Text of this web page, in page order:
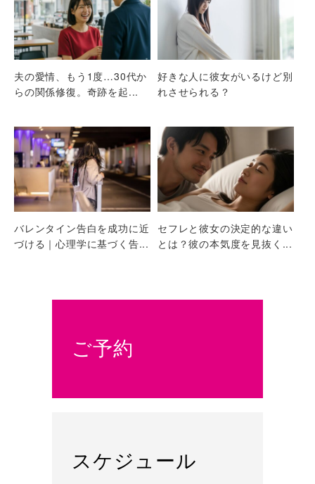
夫の愛情、もう1度…30代か
らの関係修復。奇跡を起...
好きな人に彼女がいるけど別
れさせられる？
バレンタイン告白を成功に近
づける｜心理学に基づく告...
セフレと彼女の決定的な違い
とは？彼の本気度を見抜く...
ご予約
スケジュール